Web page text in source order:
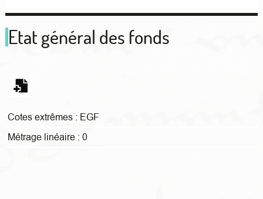
Etat général des fonds
Cotes extrêmes : EGF
Métrage linéaire : 0